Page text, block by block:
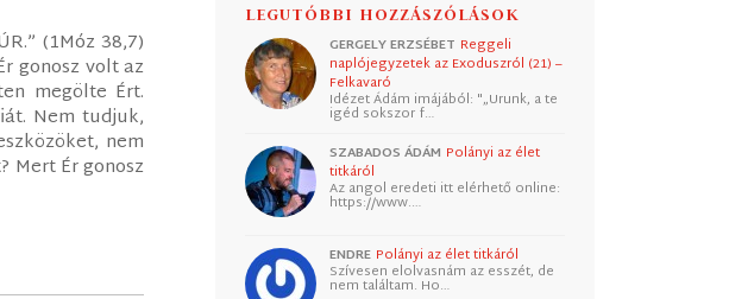
(1Móz 38,7)
gonosz volt az
Nem tudjuk,
nem
Mert Ér gonosz
LEGUTÓBBI HOZZÁSZÓLÁSOK
GERGELY ERZSÉBET Reggeli
naplójegyzetek az Exoduszról (21) –
Felkavaró
Idézet Ádám imájából: "„Urunk, a te
igéd sokszor f…
SZABADOS ÁDÁM Polányi az élet
titkáról
Az angol eredeti itt elérhető online:
https://www.…
ENDRE Polányi az élet titkáról
Szívesen elolvasnám az esszét, de
nem találtam. Ho…